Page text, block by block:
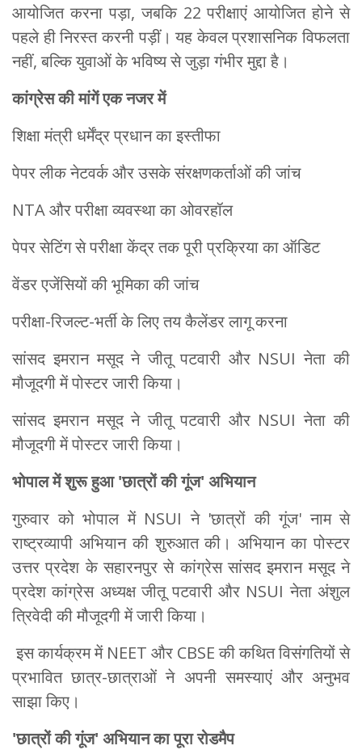
आयोजित करना पड़ा, जबकि 22 परीक्षाएं आयोजित होने से
पहले ही निरस्त करनी पड़ीं। यह केवल प्रशासनिक विफलता
नहीं, बल्कि युवाओं के भविष्य से जुड़ा गंभीर मुद्दा है।
कांग्रेस की मांगें एक नजर में
शिक्षा मंत्री धर्मेंद्र प्रधान का इस्तीफा
पेपर लीक नेटवर्क और उसके संरक्षणकर्ताओं की जांच
NTA और परीक्षा व्यवस्था का ओवरहॉल
पेपर सेटिंग से परीक्षा केंद्र तक पूरी प्रक्रिया का ऑडिट
वेंडर एजेंसियों की भूमिका की जांच
परीक्षा-रिजल्ट-भर्ती के लिए तय कैलेंडर लागू करना
सांसद इमरान मसूद ने जीतू पटवारी और NSUI नेता की
मौजूदगी में पोस्टर जारी किया।
सांसद इमरान मसूद ने जीतू पटवारी और NSUI नेता की
मौजूदगी में पोस्टर जारी किया।
भोपाल में शुरू हुआ'छात्रों की गूंज' अभियान
गुरुवार को भोपाल में NSUI ने 'छात्रों की गूंज' नाम से
राष्ट्रव्यापी अभियान की शुरुआत की। अभियान का पोस्टर
उत्तर प्रदेश के सहारनपुर से कांग्रेस सांसद इमरान मसूद ने
प्रदेश कांग्रेस अध्यक्ष जीतू पटवारी और NSUI नेता अंशुल
त्रिवेदी की मौजूदगी में जारी किया।
इस कार्यक्रम में NEET और CBSE की कथित विसंगतियों से
प्रभावित छात्र-छात्राओं ने अपनी समस्याएं और अनुभव
साझा किए।
'छात्रों की गूंज' अभियान का पूरा रोडमैप